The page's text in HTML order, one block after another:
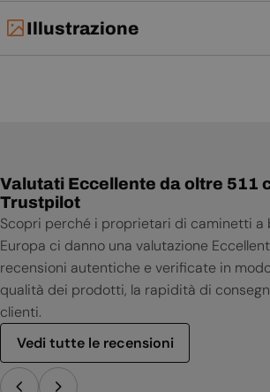
Illustrazione
Valutati Eccellente da oltre 511
Trustpilot
Scopri perché i proprietari di caminetti a
Europa ci danno una valutazione
recensioni autentiche e verificate in
qualità dei prodotti, la rapidità di
clienti.
Vedi tutte le recensioni